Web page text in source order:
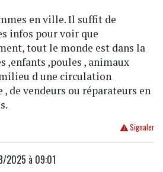
en ville. Il suffit de
infos pour voir que
tout le monde est dans la
,enfants ,poules , animaux
d une circulation
, de vendeurs ou réparateurs en
Signaler
à 09:01